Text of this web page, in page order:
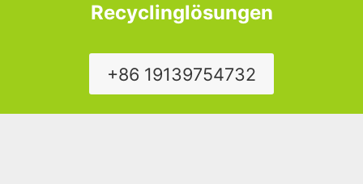
Recyclinglösungen
+86 19139754732